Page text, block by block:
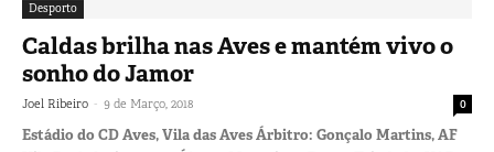
Desporto
Caldas brilha nas Aves e mantém vivo o
sonho do Jamor
Joel Ribeiro - 9 de Março, 2018 0
Estádio do CD Aves, Vila das Aves Árbitro: Gonçalo Martins, AF